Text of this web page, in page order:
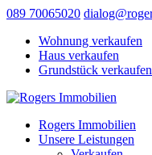
089 70065020
Wohnung verkaufen
Haus verkaufen
Grundstück verkaufen
Rogers Immobilien
Unsere Leistungen